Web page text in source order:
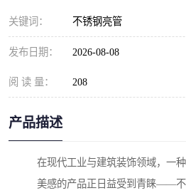
关键词： 不锈钢亮管
发布日期： 2026-08-08
阅 读 量： 208
产品描述
在现代工业与建筑装饰领域，一
美感的产品正日益受到青睐——不